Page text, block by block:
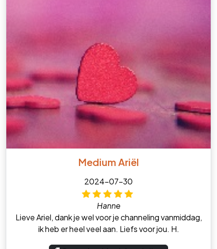
Medium Ariël
2024-07-30
Hanne
Lieve Ariel, dank je wel voor je channeling vanmiddag,
ik heb er heel veel aan. Liefs voor jou. H.